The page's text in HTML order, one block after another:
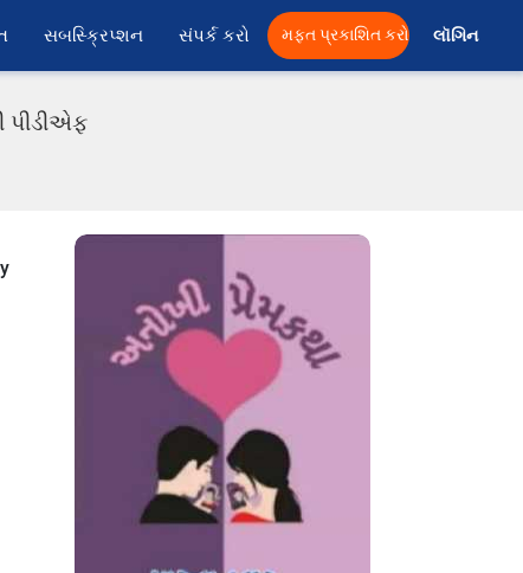
સબસ્ક્રિપ્શન સંપર્ક કરો મફત પ્રકાશિત કરો લૉગિન
પીડીએફ